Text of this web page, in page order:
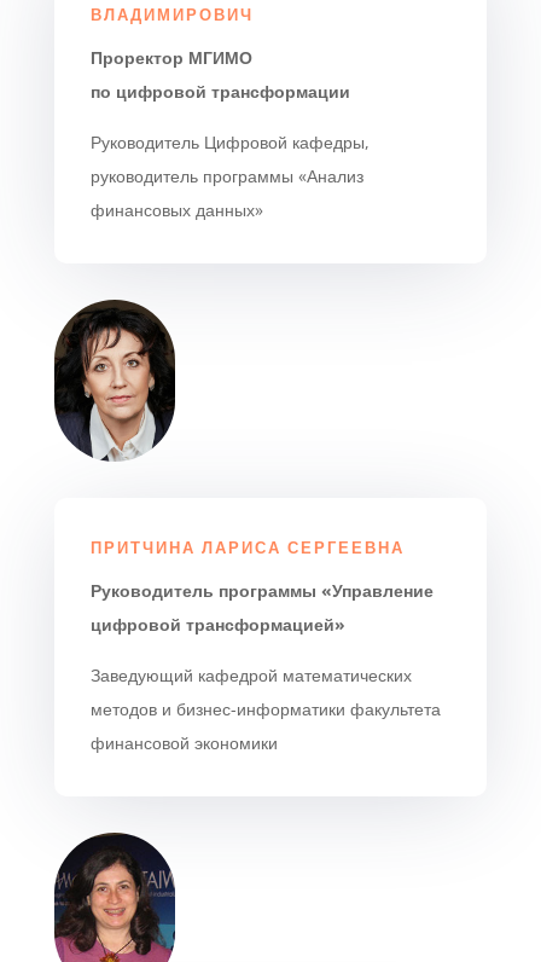
ВЛАДИМИРОВИЧ
Проректор МГИМО
по цифровой трансформации
Руководитель Цифровой кафедры,
руководитель программы «Анализ
финансовых данных»
ПРИТЧИНА ЛАРИСА СЕРГЕЕВНА
Руководитель программы «Управление
цифровой трансформацией»
Заведующий кафедрой математических
методов и бизнес-информатики факультета
финансовой экономики